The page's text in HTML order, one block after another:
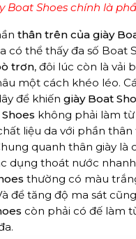
Shoes chính là
thân trên của giày
có thể thấy đa số Boat
trơn, đôi lúc còn là vải
một cách khéo léo.
để khiến giày Boat
không phải làm
liệu da với phần
quanh thân giày
dụng thoát nước
thường có màu
để tăng độ ma sát
còn phải có đế làm